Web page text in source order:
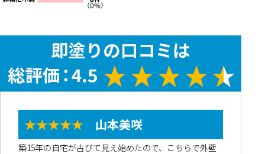
★★★★★ 山本美咲
築15年の自宅が古びて見え始めたので、こちらで外壁